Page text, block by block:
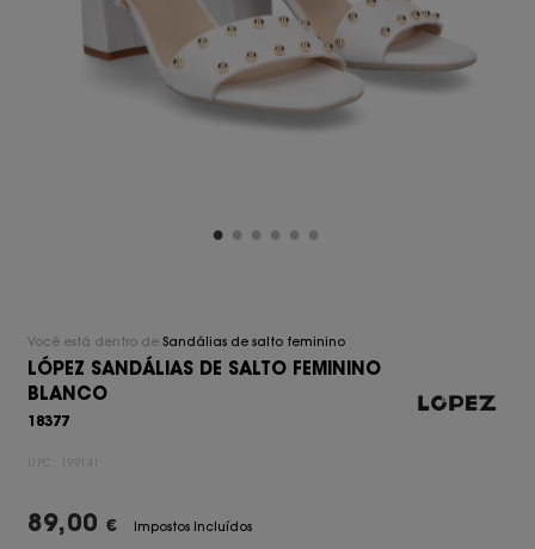
Você está dentro de Sandálias de salto feminino
LÓPEZ SANDÁLIAS DE SALTO FEMININO
BLANCO
18377
UPC: 199141
89,00 € Impostos Incluídos